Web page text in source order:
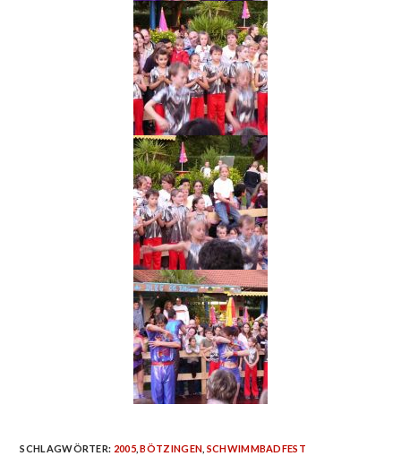
SCHLAGWÖRTER: 2005, BÖTZINGEN SCHWIMMBADFEST